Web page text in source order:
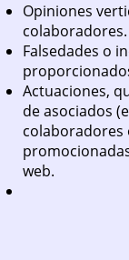
Opiniones
colaboradores.
Falsedades o
Actuaciones,
de asociados
colaboradores
web.